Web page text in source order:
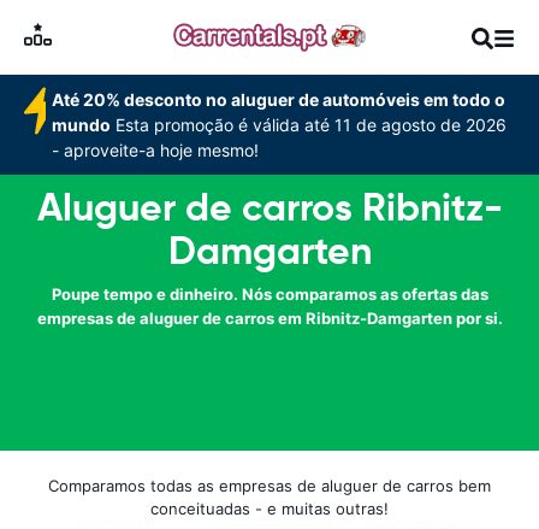
Até 20% desconto no aluguer de automóveis em todo o
mundo Esta promoção é válida até 11 de agosto de 2026
- aproveite-a hoje mesmo!
Aluguer de carros Ribnitz-
Damgarten
Poupe tempo e dinheiro. Nós comparamos as ofertas das
empresas de aluguer de carros em Ribnitz-Damgarten por si.
Comparamos todas as empresas de aluguer de carros bem
conceituadas - e muitas outras!